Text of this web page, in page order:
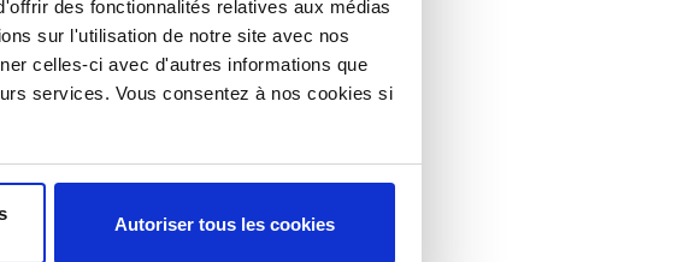
des fonctionnalités relatives aux médias
sur l'utilisation de notre site avec nos
celles-ci avec d'autres informations que
services. Vous consentez à nos cookies si
Autoriser tous les cookies